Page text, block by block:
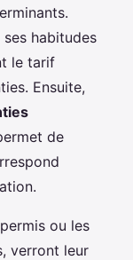
ses habitudes
le tarif
Ensuite,
de
ou les
verront leur